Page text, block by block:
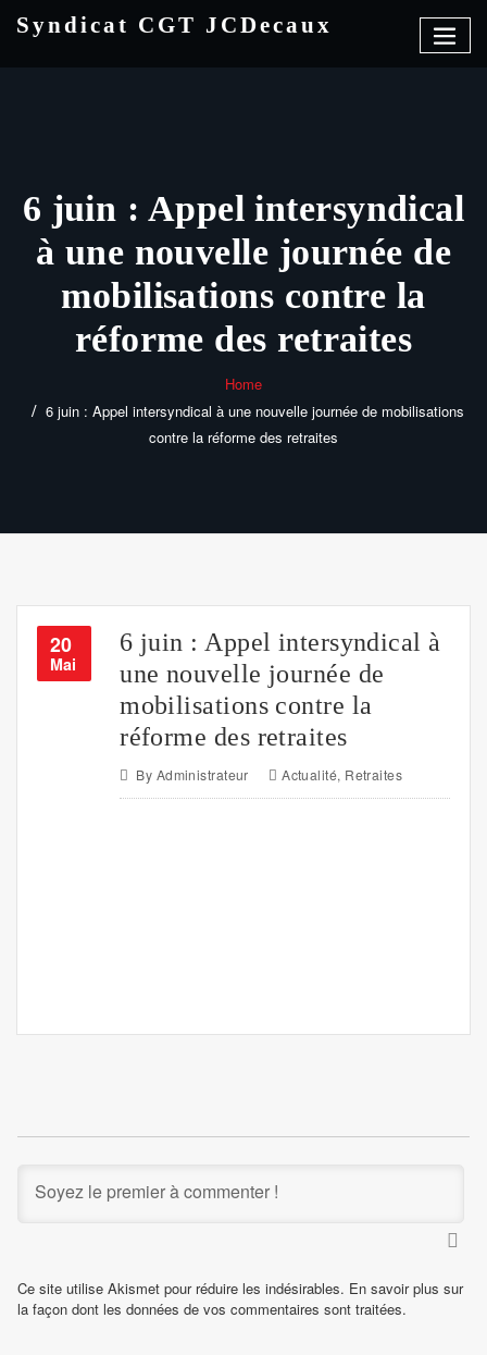
Syndicat CGT JCDecaux
6 juin : Appel intersyndical
à une nouvelle journée de
mobilisations contre la
réforme des retraites
Home
6 juin : Appel intersyndical à une nouvelle journée de mobilisations
contre la réforme des retraites
20
Mai
6 juin : Appel intersyndical à
une nouvelle journée de
mobilisations contre la
réforme des retraites
By Administrateur Actualité, Retraites
Ce site utilise Akismet pour réduire les indésirables. En savoir plus sur
la façon dont les données de vos commentaires sont traitées.